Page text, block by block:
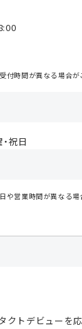
付時間が異なる場合が
祝日
や営業時間が異なる場
クトデビューを